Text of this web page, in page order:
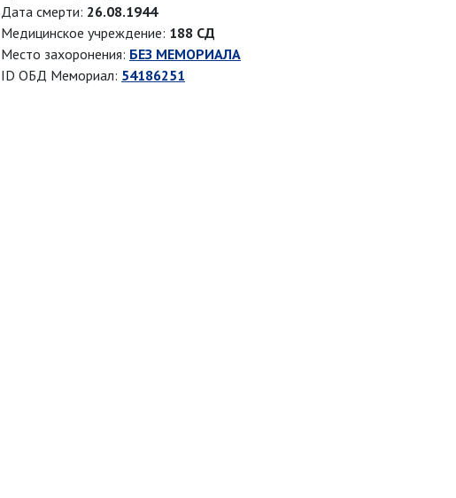
Дата смерти: 26.08.1944
Медицинское учреждение: 188 СД
Место захоронения: БЕЗ МЕМОРИАЛА
ID ОБД Мемориал: 54186251